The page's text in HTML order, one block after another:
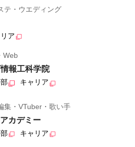
テ・ウエディング
ア
Web
報工科学院
キャリア
集・VTuber・歌い手
カデミー
キャリア